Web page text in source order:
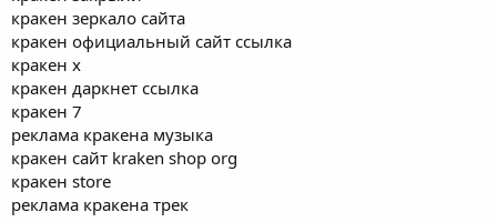
кракен зеркало сайта
кракен официальный сайт ссылка
кракен x
кракен даркнет ссылка
кракен 7
реклама кракена музыка
кракен сайт kraken shop org
кракен store
реклама кракена трек